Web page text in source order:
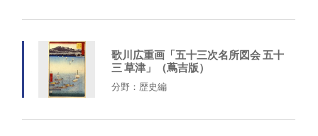
歌川広重画「五十三次名所図会 五十
三 草津」（蔦吉版）
分野：歴史編